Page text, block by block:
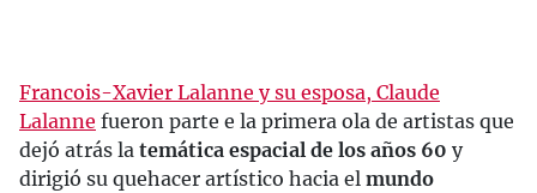
Francois-Xavier Lalanne y su esposa, Claude
Lalanne fueron parte e la primera ola de artistas que
dejó atrás la temática espacial de los años 60 y
dirigió su quehacer artístico hacia el mundo